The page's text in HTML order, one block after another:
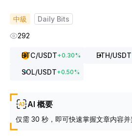
中級
Daily Bits
292
BTC/USDT+0.30% ETH/USDT
SOL/USDT+0.50%
AI 概要
仅需 30 秒，即可快速掌握文章内容并